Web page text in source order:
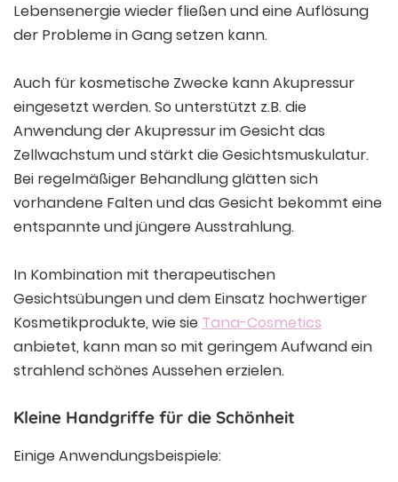
Lebensenergie wieder fließen und eine Auflösung
der Probleme in Gang setzen kann.
Auch für kosmetische Zwecke kann Akupressur
eingesetzt werden. So unterstützt z.B. die
Anwendung der Akupressur im Gesicht das
Zellwachstum und stärkt die Gesichtsmuskulatur.
Bei regelmäßiger Behandlung glätten sich
vorhandene Falten und das Gesicht bekommt eine
entspannte und jüngere Ausstrahlung.
In Kombination mit therapeutischen
Gesichtsübungen und dem Einsatz hochwertiger
Kosmetikprodukte, wie sie Tana-Cosmetics
anbietet, kann man so mit geringem Aufwand ein
strahlend schönes Aussehen erzielen.
Kleine Handgriffe für die Schönheit
Einige Anwendungsbeispiele: